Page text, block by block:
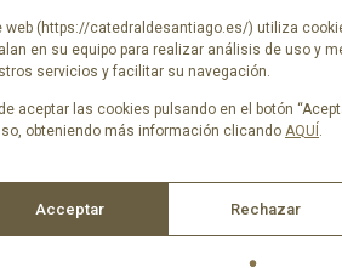
web (https://catedraldesantiago.es/) utiliza
en su equipo para realizar análisis de uso y
servicios y facilitar su navegación.
aceptar las cookies pulsando en el botón
obteniendo más información clicando AQUÍ.
Acceptar Rechazar